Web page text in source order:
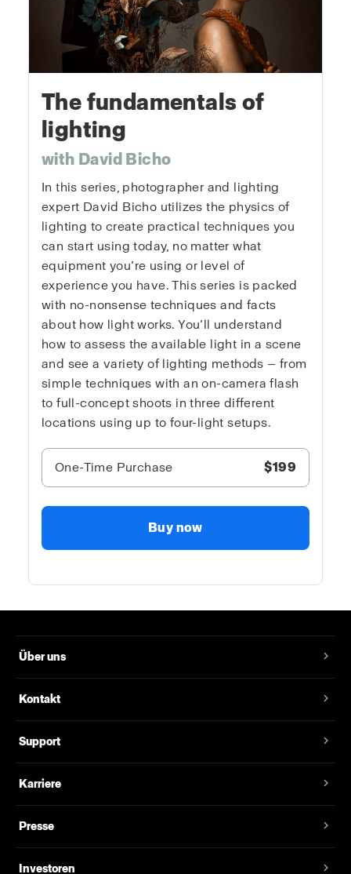
The fundamentals of
lighting
with David Bicho
In this series, photographer and lighting
expert David Bicho utilizes the physics of
lighting to create practical techniques you
can start using today, no matter what
equipment you’re using or level of
experience you have. This series is packed
with no-nonsense techniques and facts
about how light works. You’ll understand
how to assess the available light in a scene
and see a variety of lighting methods — from
simple techniques with an on-camera flash
to full-concept shoots in three different
locations using up to four-light setups.
One-Time Purchase $199
Buy now
Über uns
Kontakt
Support
Karriere
Presse
Investoren